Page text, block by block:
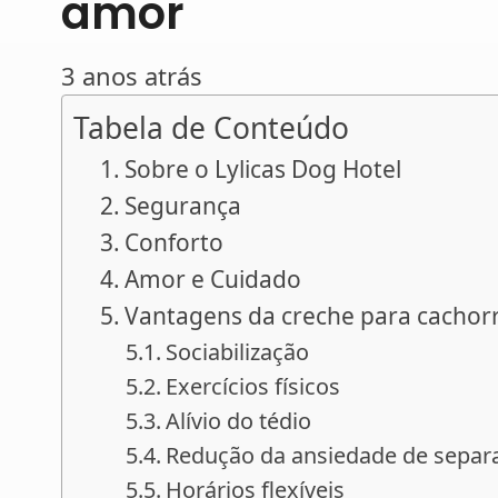
amor
3 anos atrás
Tabela de Conteúdo
Sobre o Lylicas Dog Hotel
Segurança
Conforto
Amor e Cuidado
Vantagens da creche para
Sociabilização
Exercícios físicos
Alívio do tédio
Redução da ansiedade de
Horários flexíveis